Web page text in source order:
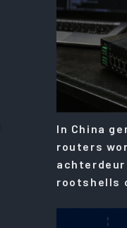
In China
routers
rootshells